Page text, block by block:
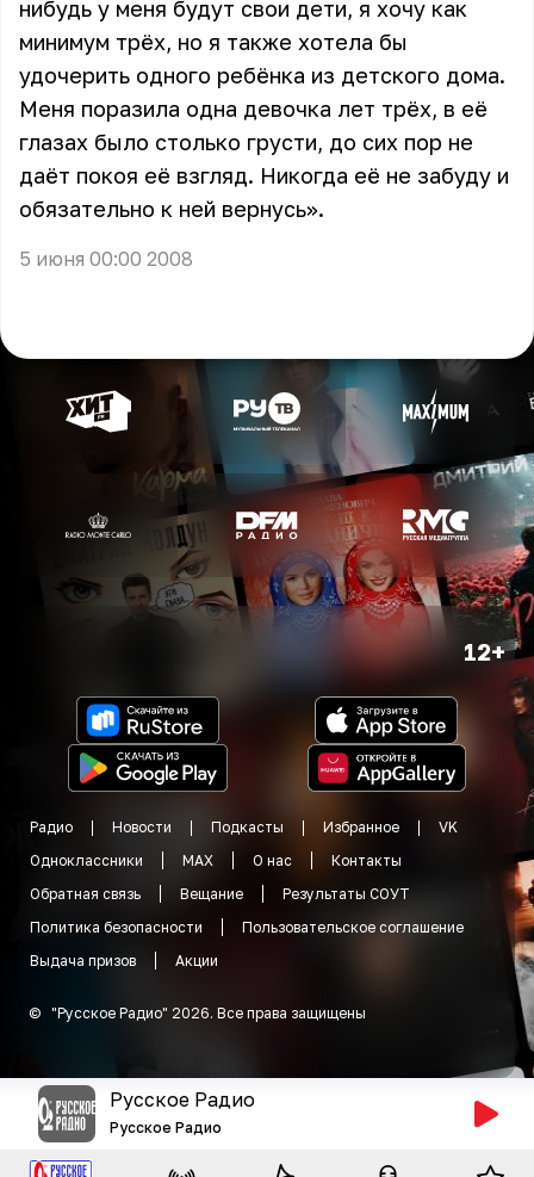
нибудь у меня будут свои дети, я хочу как
минимум трёх, но я также хотела бы
удочерить одного ребёнка из детского дома.
Меня поразила одна девочка лет трёх, в её
глазах было столько грусти, до сих пор не
даёт покоя её взгляд. Никогда её не забуду и
обязательно к ней вернусь».
5 июня 00:00 2008
12+
Радио Новости Подкасты Избранное
VK
Одноклассники
MAX О нас
Контакты
Обратная связь
Вещание
Результаты СОУТ
Политика безопасности
Пользовательское соглашение
Выдача призов
Акции
© "Русское Радио" 2026. Все права защищены
Русское Радио
Русское Радио